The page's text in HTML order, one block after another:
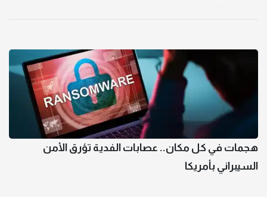
هجمات في كل مكان.. عصابات الفدية تؤرق الأمن
السيبراني بأمريكا